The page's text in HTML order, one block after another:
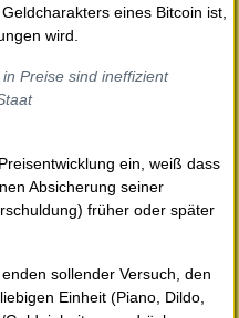
eines Bitcoin ist,
wird.
Preise sind ineffizient
ein, weiß dass
Absicherung seiner
früher oder später
sollender Versuch, den
Einheit (Piano, Dildo,